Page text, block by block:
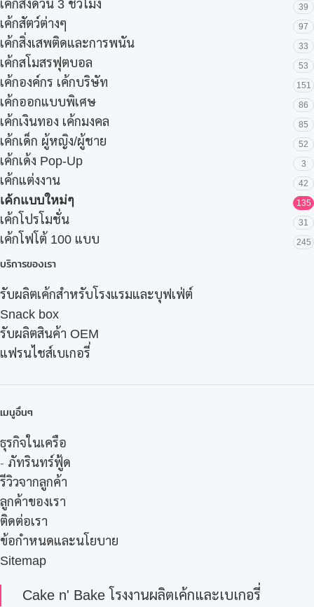
เค้กส่งด่วน 3 ชั่วโมง 39
เค้กสัตว์ต่างๆ 97
เค้กสิ่งเสพติดและการพนัน 33
เค้กสโมสรฟุตบอล 53
เค้กองค์กร เค้กบริษัท 151
เค้กออกแบบพิเศษ 86
เค้กเงินทอง เค้กมงคล 85
เค้กเด็ก ผู้หญิง/ผู้ชาย 52
เค้กเด้ง Pop-Up 3
เค้กแต่งงาน 42
เค้กแบบใหม่ๆ 135
เค้กโปรโมชั่น 31
เค้กโฟโต้ 100 แบบ 245
บริการของเรา
รับผลิตเค้กสำหรับโรงแรมและบุฟเฟ่ต์
Snack box
รับผลิตสินค้า OEM
แฟรนไชส์เบเกอรี่
เมนูอื่นๆ
ธุรกิจในเครือ
- ภัทรินทร์ฟู้ด
รีวิวจากลูกค้า
ลูกค้าของเรา
ติดต่อเรา
ข้อกำหนดและนโยบาย
Sitemap
Cake n' Bake โรงงานผลิตเค้กและเบเกอรี่